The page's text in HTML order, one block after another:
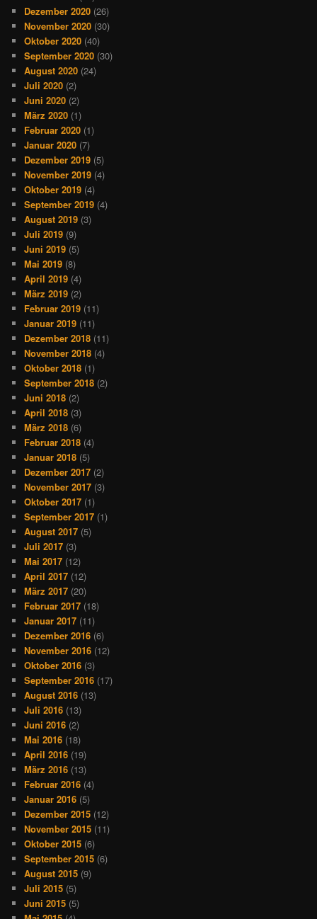
Dezember 2020 (26)
November 2020 (30)
Oktober 2020 (40)
September 2020 (30)
August 2020 (24)
Juli 2020 (2)
Juni 2020 (2)
März 2020 (1)
Februar 2020 (1)
Januar 2020 (7)
Dezember 2019 (5)
November 2019 (4)
Oktober 2019 (4)
September 2019 (4)
August 2019 (3)
Juli 2019 (9)
Juni 2019 (5)
Mai 2019 (8)
April 2019 (4)
März 2019 (2)
Februar 2019 (11)
Januar 2019 (11)
Dezember 2018 (11)
November 2018 (4)
Oktober 2018 (1)
September 2018 (2)
Juni 2018 (2)
April 2018 (3)
März 2018 (6)
Februar 2018 (4)
Januar 2018 (5)
Dezember 2017 (2)
November 2017 (3)
Oktober 2017 (1)
September 2017 (1)
August 2017 (5)
Juli 2017 (3)
Mai 2017 (12)
April 2017 (12)
März 2017 (20)
Februar 2017 (18)
Januar 2017 (11)
Dezember 2016 (6)
November 2016 (12)
Oktober 2016 (3)
September 2016 (17)
August 2016 (13)
Juli 2016 (13)
Juni 2016 (2)
Mai 2016 (18)
April 2016 (19)
März 2016 (13)
Februar 2016 (4)
Januar 2016 (5)
Dezember 2015 (12)
November 2015 (11)
Oktober 2015 (6)
September 2015 (6)
August 2015 (9)
Juli 2015 (5)
Juni 2015 (5)